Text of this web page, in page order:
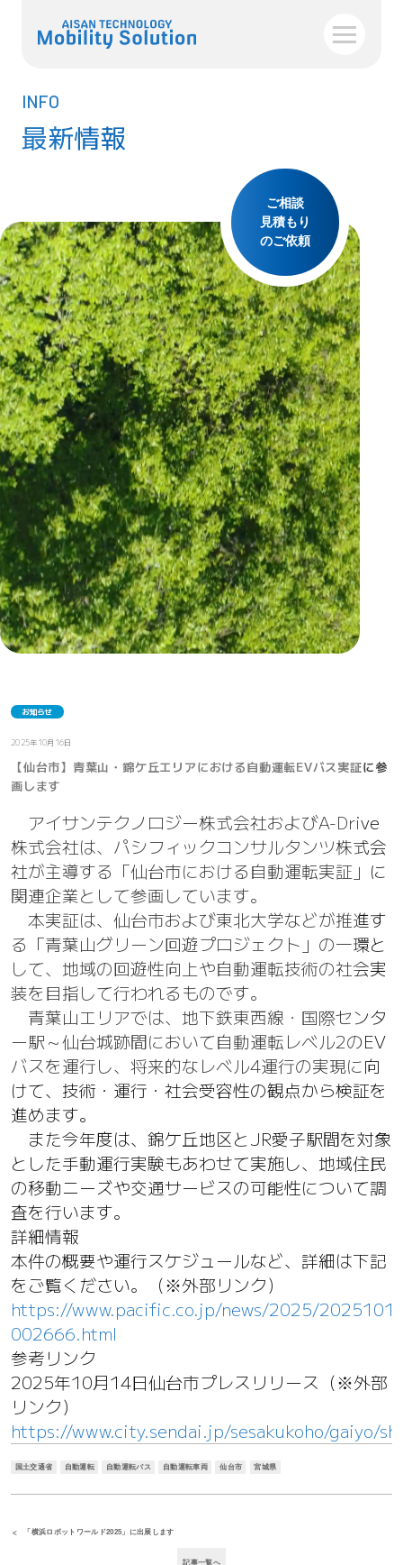
INFO
最新情報
ご相談
見積もり
のご依頼
お知らせ
2025年10月16日
【仙台市】青葉山・錦ケ丘エリアにおける自動運転EVバス実証に参
画します
アイサンテクノロジー株式会社およびA-Drive
株式会社は、パシフィックコンサルタンツ株式会
社が主導する「仙台市における自動運転実証」に
関連企業として参画しています。
本実証は、仙台市および東北大学などが推進す
る「青葉山グリーン回遊プロジェクト」の一環と
して、地域の回遊性向上や自動運転技術の社会実
装を目指して行われるものです。
青葉山エリアでは、地下鉄東西線・国際センタ
ー駅～仙台城跡間において自動運転レベル2のEV
バスを運行し、将来的なレベル4運行の実現に向
けて、技術・運行・社会受容性の観点から検証を
進めます。
また今年度は、錦ケ丘地区とJR愛子駅間を対象
とした手動運行実験もあわせて実施し、地域住民
の移動ニーズや交通サービスの可能性について調
査を行います。
詳細情報
本件の概要や運行スケジュールなど、詳細は下記
をご覧ください。（※外部リンク）
https://www.pacific.co.jp/news/2025/
002666.html
参考リンク
2025年10月14日仙台市プレスリリース（※外部
リンク）
https://www.city.sendai.jp/sesakukoho/gaiyo/
国土交通省 自動運転 自動運転バス 自動運転車両 仙台市 宮城県
「横浜ロボットワールド2025」に出展します
記事一覧へ